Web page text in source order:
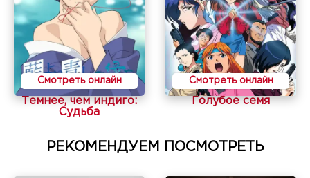
Смотреть онлайн
Темнее, чем индиго:
Судьба
Смотреть онлайн
Голубое семя
РЕКОМЕНДУЕМ ПОСМОТРЕТЬ